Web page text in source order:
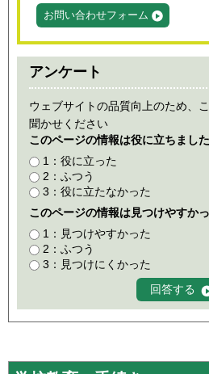
お問い合わせフォーム
アンケート
ウェブサイトの品質向上のため、
聞かせください
このページの情報は役に立ちまし
1：役に立った
2：ふつう
3：役に立たなかった
このページの情報は見つけやすか
1：見つけやすかった
2：ふつう
3：見つけにくかった